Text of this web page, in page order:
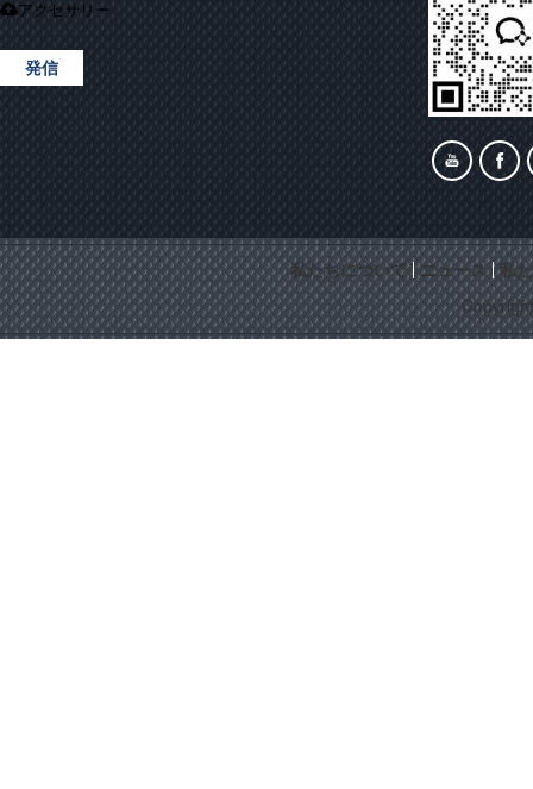
アクセサリー
発信
私たちについて ニュース
私